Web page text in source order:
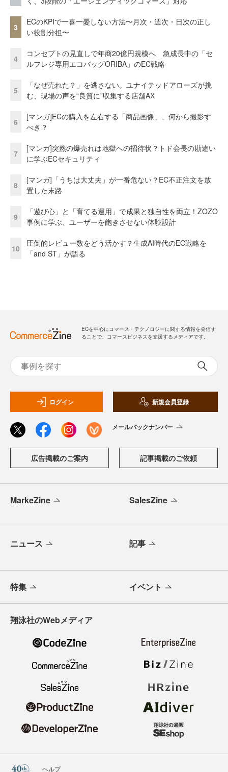
3
ECのKPIで一喜一憂しない方法〜月次・週次・日次の正し
い役割分担〜
4
コンセプトの見直しで年商20億円規模へ 急成長中の「セ
ルフレジ専用エコバッグORIBA」のEC戦略
5
「なぜ売れた？」を逃さない。ユナイテッドアローズが挑
む、現場の声を“良質に”収集する店舗AX
6
[マンガ]ECの購入を左右する「商品画像」、何から撮影す
べき？
7
[マンガ]突然の爆売れは地獄への招待状？トド会長の勘違い
に学ぶECセキュリティ
8
[マンガ]「うちは大丈夫」が一番危ない？EC不正注文を放
置した末路
9
「遊び心」と「育てる運用」で成果と独自性を両立！ZOZO
事例に学ぶ、ユーザーを飽きさせない体験設計
10
圧倒的レビュー数をどう活かす？生成AI時代のEC戦略を
「and ST」が語る
ECを中心にコマース・テクノロジーに関する情報を発信す
ることで、コマースビジネスを支援するメディアです。
ログイン 新規会員登録
メールバックナンバー
広告掲載のご案内 記事掲載のご依頼
MarkeZine SalesZine
ニュース 記事
特集 イベント
翔泳社のWebメディア
ヘルプ